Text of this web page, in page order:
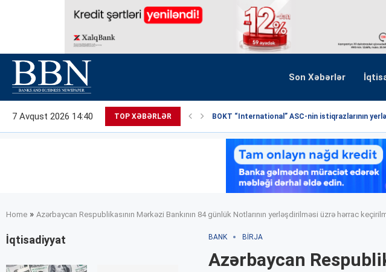
Son Xəbərlər
7 Avqust 2026 14:40 TOP XƏBƏRLƏR BOKT “International” ASC-nin istiqrazlarının
Home » Azərbaycan Respublikasının Mərkəzi Bankının 84 günlük Notlarının yerləşdirilməsi üzrə hərrac
BANK BIRJA
Azərbaycan
İqtisadiyyat